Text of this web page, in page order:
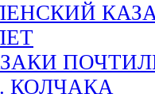
КОЛЧАКА